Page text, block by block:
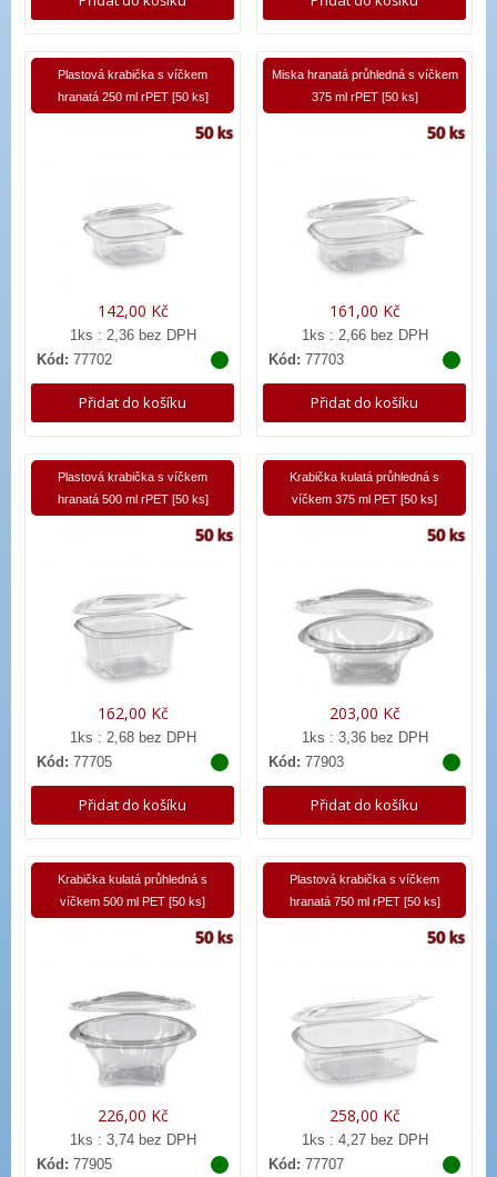
Plastová krabička s víčkem
hranatá 250 ml rPET [50 ks]
142,00 Kč
1ks : 2,36 bez DPH
Kód: 77702
Přidat do košíku
Miska hranatá průhledná s víčkem
375 ml rPET [50 ks]
161,00 Kč
1ks : 2,66 bez DPH
Kód: 77703
Přidat do košíku
Plastová krabička s víčkem
hranatá 500 ml rPET [50 ks]
162,00 Kč
1ks : 2,68 bez DPH
Kód: 77705
Přidat do košíku
Krabička kulatá průhledná s
víčkem 375 ml PET [50 ks]
203,00 Kč
1ks : 3,36 bez DPH
Kód: 77903
Přidat do košíku
Krabička kulatá průhledná s
víčkem 500 ml PET [50 ks]
226,00 Kč
1ks : 3,74 bez DPH
Kód: 77905
Plastová krabička s víčkem
hranatá 750 ml rPET [50 ks]
258,00 Kč
1ks : 4,27 bez DPH
Kód: 77707